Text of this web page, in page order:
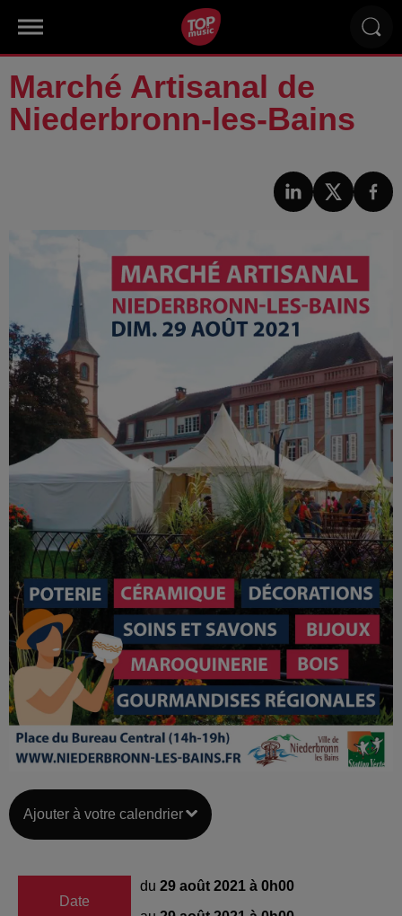
Marché Artisanal de
Niederbronn-les-Bains
Ajouter à votre calendrier
Date
du 29 août 2021 à 0h00